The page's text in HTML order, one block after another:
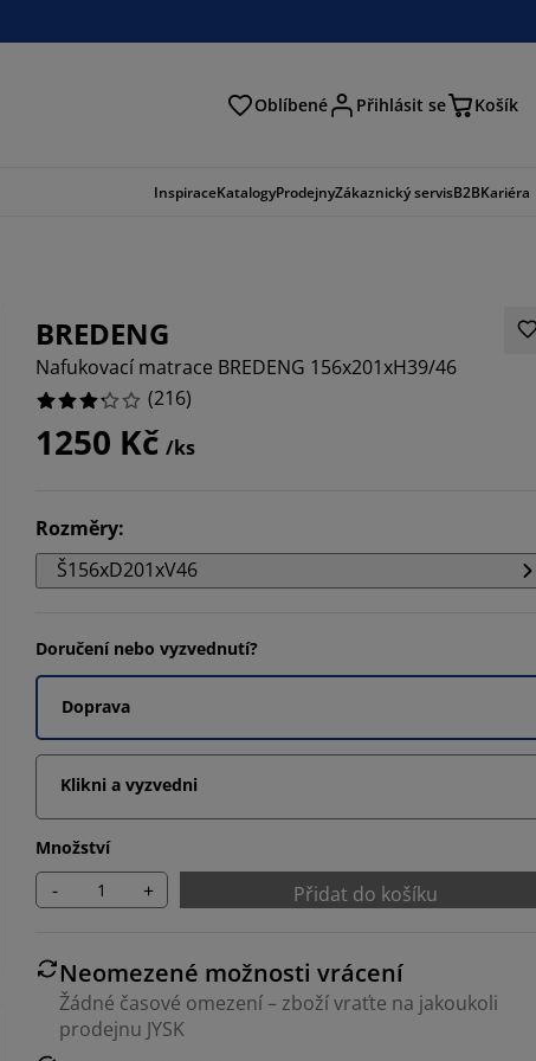
Oblíbené Přihlásit se Košík
InspiraceKatalogyProdejnyZákaznický servisB2BKariéra
BREDENG
Nafukovací matrace BREDENG 156x201xH39/46
(216)
1250 Kč /ks
Rozměry:
Š156xD201xV46
Doručení nebo vyzvednutí?
Doprava
Klikni a vyzvedni
Množství
- + Přidat do košíku
Neomezené možnosti vrácení
Žádné časové omezení – zboží vraťte na jakoukoli
prodejnu JYSK